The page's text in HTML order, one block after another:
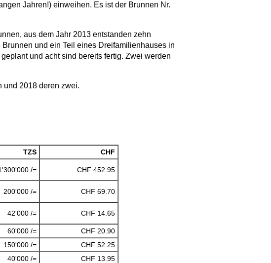
Jahren!) einweihen. Es ist der Brunnen Nr.
aus dem Jahr 2013 entstanden zehn
und ein Teil eines Dreifamilienhauses in
und acht sind bereits fertig. Zwei werden
und 2018 deren zwei.
TZS
CHF
/= CHF 452.95
200'000 /= CHF 69.70
42'000 /= CHF 14.65
60'000 /=
CHF 20.90
150'000 /=
CHF 52.25
40'000 /=
CHF 13.95